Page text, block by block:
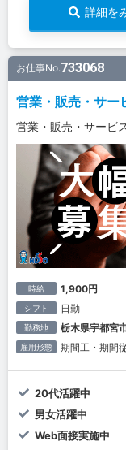
詳細を
お仕事No.733068
営業・販売・サー
営業・販売・サービ
時給 1,900円
シフト 日勤
勤務地 栃木県宇都宮
雇用形態 期間工・期間
20代活躍中
男女活躍中
Web面接実施中